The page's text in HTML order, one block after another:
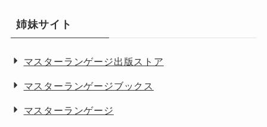
姉妹サイト
マスターランゲージ出版ストア
マスターランゲージブックス
マスターランゲージ